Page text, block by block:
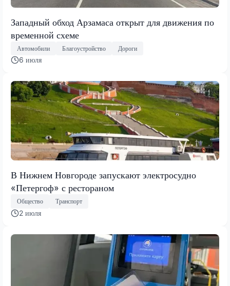
Западный обход Арзамаса открыт для движения по
временной схеме
Автомобили Благоустройство Дороги
6 июля
В Нижнем Новгороде запускают электросудно
«Петергоф» с рестораном
Общество Транспорт
2 июля